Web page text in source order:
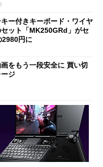
ー付きキーボード・ワイヤ
ット「MK250GRd」がセ
2980円に
をもう一段安全に 買い切
ジ